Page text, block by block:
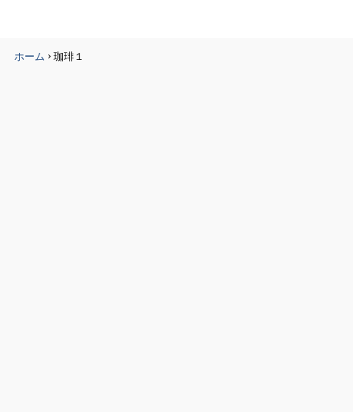
ホーム ›珈琲１